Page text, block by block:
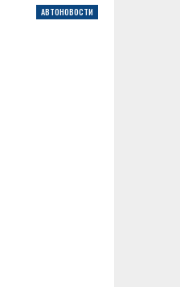
АВТОНОВОСТИ